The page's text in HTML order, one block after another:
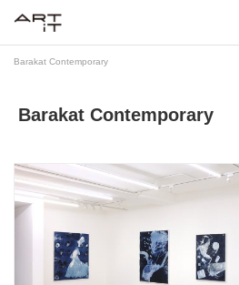
Barakat Contemporary
Barakat Contemporary